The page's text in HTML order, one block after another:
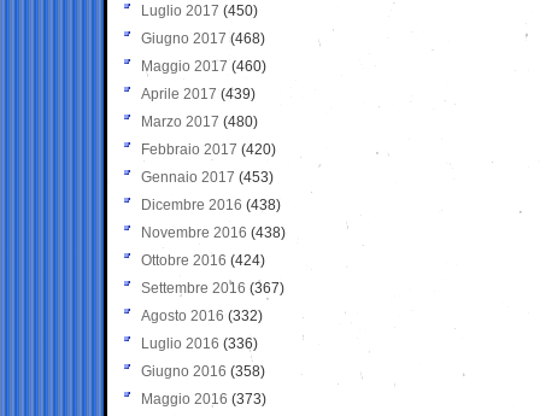
Luglio 2017 (450)
Giugno 2017 (468)
Maggio 2017 (460)
Aprile 2017 (439)
Marzo 2017 (480)
Febbraio 2017 (420)
Gennaio 2017 (453)
Dicembre 2016 (438)
Novembre 2016 (438)
Ottobre 2016 (424)
Settembre 2016 (367)
Agosto 2016 (332)
Luglio 2016 (336)
Giugno 2016 (358)
Maggio 2016 (373)